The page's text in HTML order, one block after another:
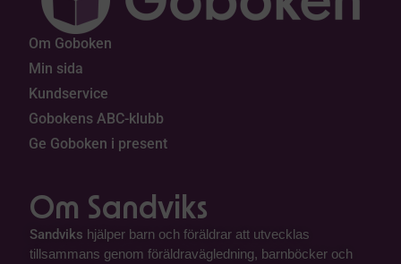
Om Goboken
Min sida
Kundservice
Gobokens ABC-klubb
Ge Goboken i present
Om Sandviks
Sandviks hjälper barn och föräldrar att utvecklas
tillsammans genom föräldravägledning, barnböcker och